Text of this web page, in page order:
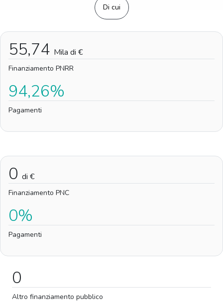
Di cui
55,74 Mila di €
Finanziamento PNRR
94,26%
Pagamenti
0 di €
Finanziamento PNC
0%
Pagamenti
0
Altro finanziamento pubblico